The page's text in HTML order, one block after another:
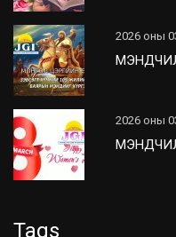
2026 оны
2026 оны
Tags